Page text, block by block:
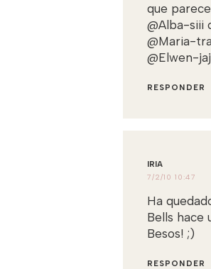
que parece
@Alba-siii
@Maria-
@Elwen-
RESPONDER
IRIA
7/2/10 10:47
Ha
Bells hace
Besos! ;)
RESPONDER